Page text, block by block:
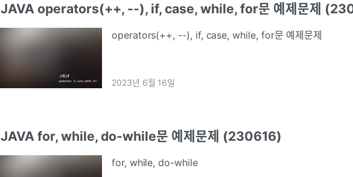
JAVA operators(++, --), if, case, while, for문 예제문제
operators(++, --), if, case, while, for문 예제문제
2023년 6월 16일
JAVA for, while, do-while문 예제문제 (230616)
for, while, do-while